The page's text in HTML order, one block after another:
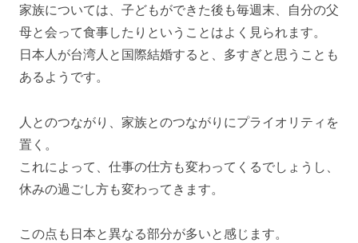
家族については、子どもができた後も毎週末、自分の父
母と会って食事したりということはよく見られます。
日本人が台湾人と国際結婚すると、多すぎと思うことも
あるようです。
人とのつながり、家族とのつながりにプライオリティを
置く。
これによって、仕事の仕方も変わってくるでしょうし、
休みの過ごし方も変わってきます。
この点も日本と異なる部分が多いと感じます。